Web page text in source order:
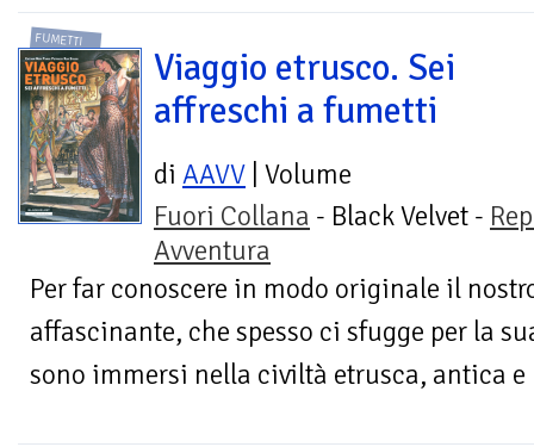
FUMETTI
Viaggio etrusco. Sei
affreschi a fumetti
di AAVV | Volume
Fuori Collana - Black Velvet -
Avventura
Per far conoscere in modo originale il
affascinante, che spesso ci sfugge per la
sono immersi nella civiltà etrusca, antica e